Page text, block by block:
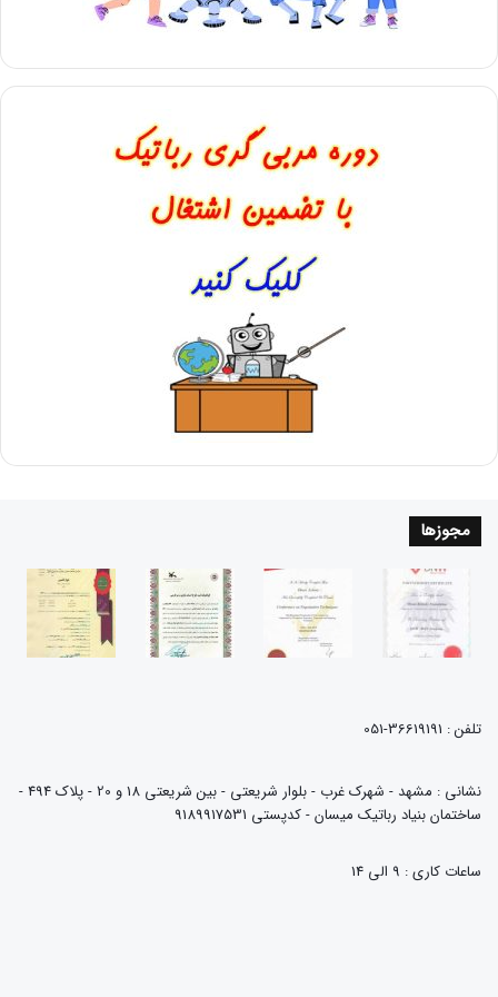
مجوزها
تلفن : 36619191-051
نشانی : مشهد - شهرک غرب - بلوار شریعتی - بین شریعتی 18 و 20 - پلاک 494 -
ساختمان بنیاد رباتیک میسان - کدپستی 9189917531
ساعات کاری : 9 الی 14